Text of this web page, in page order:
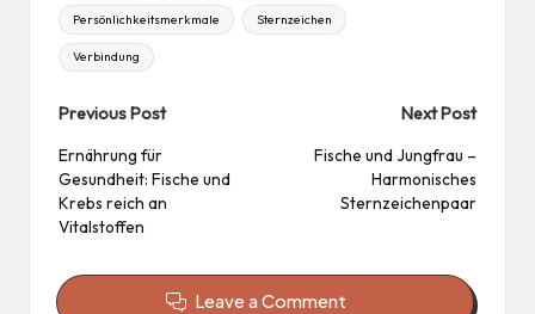
Persönlichkeitsmerkmale Sternzeichen
Verbindung
Post
navigation
Previous Post
Ernährung für
Gesundheit: Fische und
Krebs reich an
Vitalstoffen
Next Post
Fische und Jungfrau –
Harmonisches
Sternzeichenpaar
Leave a Comment